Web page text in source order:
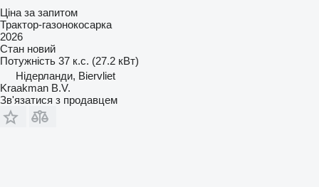
Ціна за запитом
Трактор-газонокосарка
2026
Стан новий
Потужність 37 к.с. (27.2 кВт)
Нідерланди, Biervliet
Kraakman B.V.
Зв'язатися з продавцем